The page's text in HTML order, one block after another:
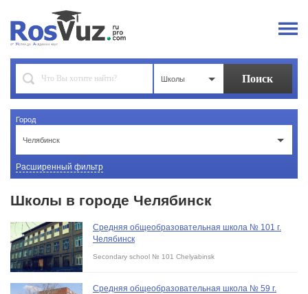
Школы
Город
Челябинск
Расширенный фильтр
Школы в городе Челябинск
Средняя общеобразовательная школа № 101 г.
Челябинск
Secondary school № 101 Chelyabinsk
Средняя общеобразовательная школа № 59 г.